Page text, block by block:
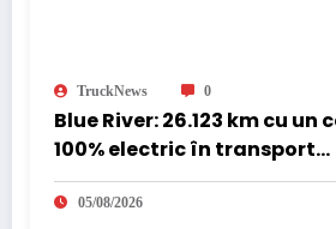
TruckNews 0
Blue River: 26.123 km cu un
100% electric în transport
internațional
05/08/2026